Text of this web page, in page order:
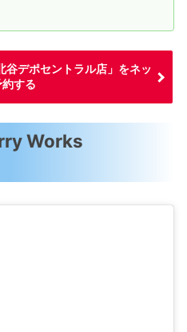
谷デポセントラル店」をネッ
約する
Works